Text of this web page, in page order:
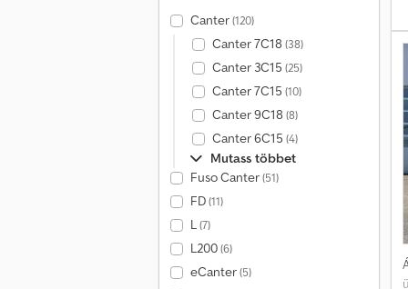
Canter(120)
Canter 7C18 (38)
Canter 3C15 (25)
Canter 7C15 (10)
Canter 9C18 (8)
Canter 6C15 (4)
Mutass többet
Fuso Canter(51)
FD(11)
L(7)
L200(6)
eCanter(5)